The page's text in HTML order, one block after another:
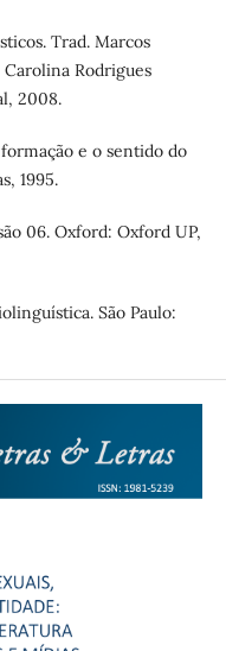
Trad. Marcos
Rodrigues
2008.
e o sentido do
1995.
06. Oxford: Oxford UP,
São Paulo: